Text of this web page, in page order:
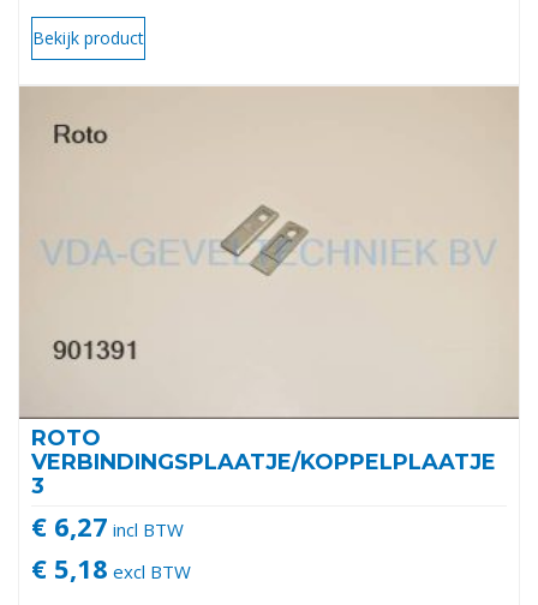
Bekijk product
ROTO
VERBINDINGSPLAATJE/KOPPELPLAATJE
3
€ 6,27 incl BTW
€ 5,18 excl BTW